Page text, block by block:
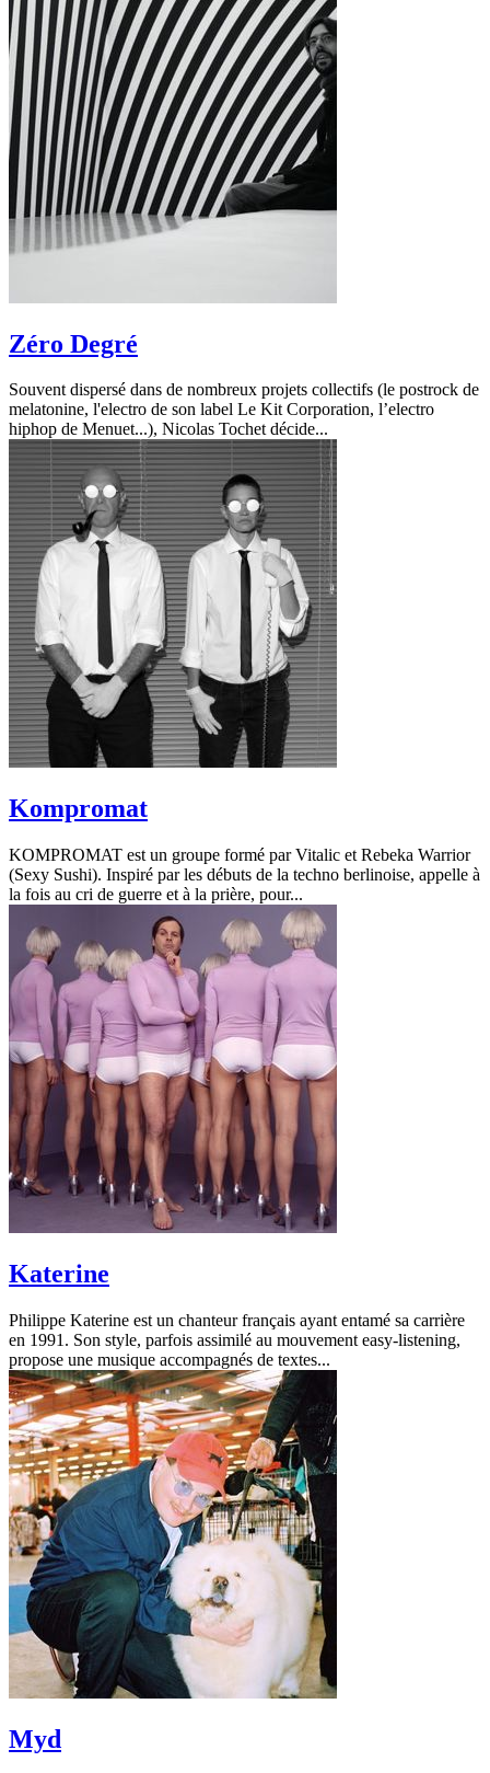
Zéro Degré
Souvent dispersé dans de nombreux projets collectifs (le postrock de
melatonine, l'electro de son label Le Kit Corporation, l’electro
hiphop de Menuet...), Nicolas Tochet décide...
Kompromat
KOMPROMAT est un groupe formé par Vitalic et Rebeka Warrior
(Sexy Sushi). Inspiré par les débuts de la techno berlinoise, appelle à
la fois au cri de guerre et à la prière, pour...
Katerine
Philippe Katerine est un chanteur français ayant entamé sa carrière
en 1991. Son style, parfois assimilé au mouvement easy-listening,
propose une musique accompagnés de textes...
Myd